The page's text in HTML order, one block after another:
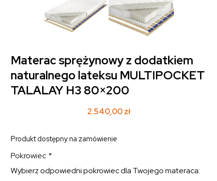
Materac sprężynowy z dodatkiem
naturalnego lateksu MULTIPOCKET
TALALAY H3 80×200
2.540,00zł
Produkt dostępny na zamówienie
Pokrowiec *
Wybierz odpowiedni pokrowiec dla Twojego materaca: